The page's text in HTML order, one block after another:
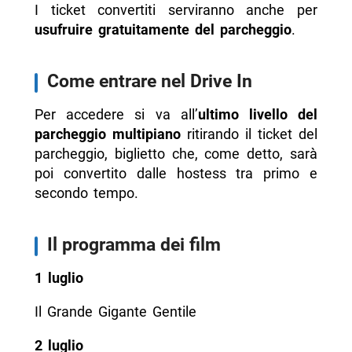
I ticket convertiti serviranno anche per
usufruire gratuitamente del parcheggio.
Come entrare nel Drive In
Per accedere si va all’ultimo livello del
parcheggio multipianoritirando il ticket del
parcheggio, biglietto che, come detto, sarà
poi convertito dalle hostess tra primo e
secondo tempo.
Il programma dei film
1 luglio
Il Grande Gigante Gentile
2 luglio